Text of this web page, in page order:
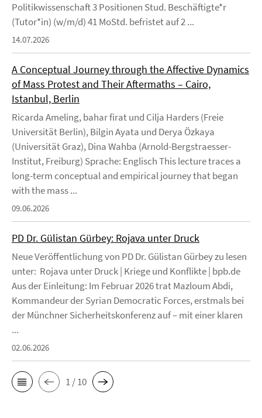
Politikwissenschaft 3 Positionen Stud. Beschäftigte*r
(Tutor*in) (w/m/d) 41 MoStd. befristet auf 2 ...
14.07.2026
A Conceptual Journey through the Affective Dynamics
of Mass Protest and Their Aftermaths – Cairo,
Istanbul, Berlin
Ricarda Ameling, bahar firat und Cilja Harders (Freie
Universität Berlin), Bilgin Ayata und Derya Özkaya
(Universität Graz), Dina Wahba (Arnold-Bergstraesser-
Institut, Freiburg) Sprache: Englisch This lecture traces a
long-term conceptual and empirical journey that began
with the mass ...
09.06.2026
PD Dr. Gülistan Gürbey: Rojava unter Druck
Neue Veröffentlichung von PD Dr. Gülistan Gürbey zu lesen
unter: Rojava unter Druck | Kriege und Konflikte | bpb.de
Aus der Einleitung: Im Februar 2026 trat Mazloum Abdi,
Kommandeur der Syrian Democratic Forces, erstmals bei
der Münchner Sicherheitskonferenz auf – mit einer klaren
...
02.06.2026
1 / 10